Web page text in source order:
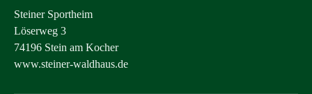
Steiner Sportheim
Löserweg 3
74196 Stein am Kocher
www.steiner-waldhaus.de